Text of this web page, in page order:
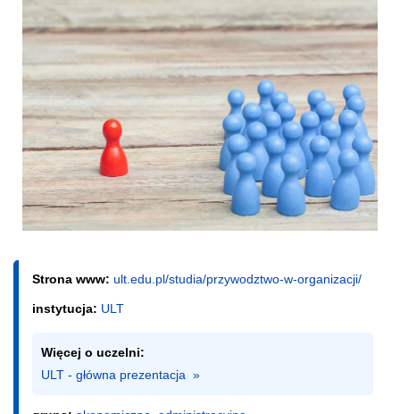
Strona www: ult.edu.pl/studia/przywodztwo-w-organizacji/
instytucja: ULT
Więcej o uczelni:
ULT - główna prezentacja  »